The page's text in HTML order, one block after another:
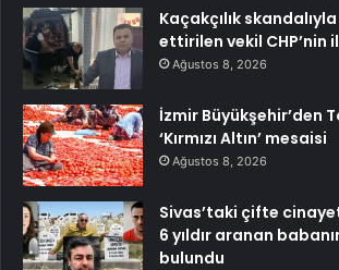
Kaçakçılık
ettirilen vekil CHP’nin
Ağustos 8, 2026
İzmir Büyükşehir’den
‘Kırmızı Altın’ mesaisi
Ağustos 8, 2026
Sivas’taki çifte
6 yıldır aranan
bulundu